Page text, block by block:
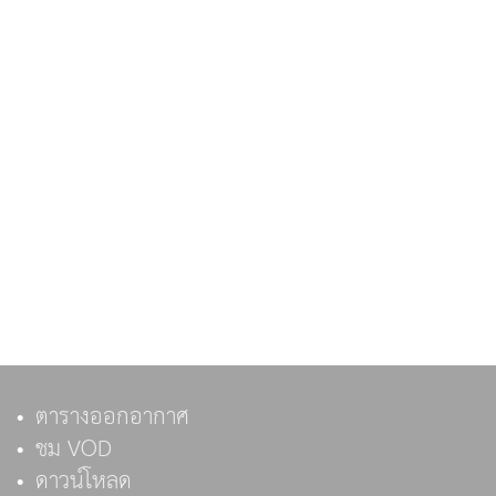
ตารางออกอากาศ
ชม VOD
ดาวน์โหลด